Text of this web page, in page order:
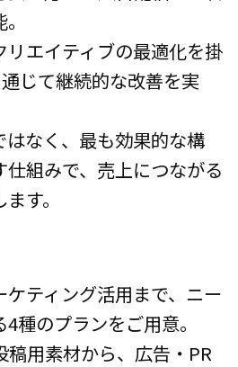
エイティブの最適化を掛
じて継続的な改善を実
はなく、最も効果的な構
組みで、売上につながる
す。
ケティング活用まで、ニー
種のプランをご用意。
用素材から、広告・PR